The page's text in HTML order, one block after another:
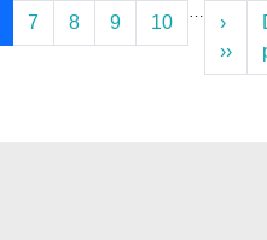
7 8 9 10
›
››